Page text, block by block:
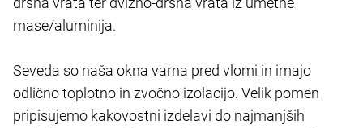
mase/aluminija.
Seveda so naša okna varna pred vlomi in imajo
odlično toplotno in zvočno izolacijo. Velik pomen
pripisujemo kakovostni izdelavi do najmanjših